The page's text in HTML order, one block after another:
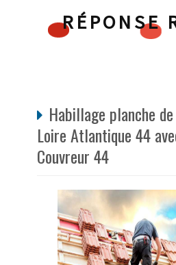
RÉPONSE
Habillage planche
Loire Atlantique 44
Couvreur 44